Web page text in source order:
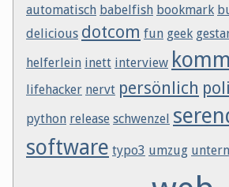
automatisch babelfish bookmark
delicious dotcom fun geek
helferlein inett interview
lifehacker nervt persönlich
python release schwenzel
software typo3 umzug